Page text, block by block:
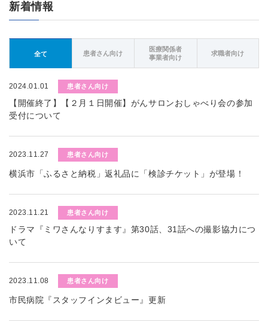
新着情報
全て 患者さん向け
医療関係者
事業者向け
求職者向け
2024.01.01 患者さん向け
【開催終了】【２月１日開催】がんサロンおしゃべり会の参加
受付について
2023.11.27 患者さん向け
横浜市「ふるさと納税」返礼品に「検診チケット」が登場！
2023.11.21 患者さん向け
ドラマ『ミワさんなりすます』第30話、31話への撮影協力につ
いて
2023.11.08 患者さん向け
市民病院『スタッフインタビュー』更新